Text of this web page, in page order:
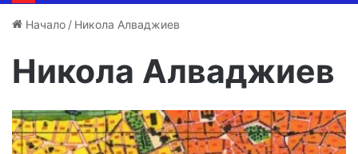
Начало / Никола Алваджиев
Никола Алваджиев